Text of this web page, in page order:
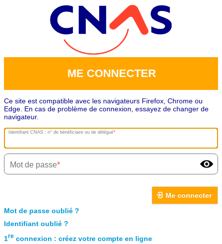
ME CONNECTER
Ce site est compatible avec les navigateurs Firefox, Chrome ou
Edge. En cas de problème de connexion, essayez de changer de
navigateur.
Identifiant CNAS : n° de bénéficiaire ou de délégué
Mot de passe
Me connecter
Mot de passe oublié ?
Identifiant oublié ?
1re connexion : créez votre compte en ligne